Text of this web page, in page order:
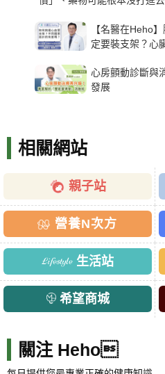
【名醫在Heho
定要裝支架？心
心房顫動診斷與
發展
相關網站
親子站
營養N次方
生活站
希望商城
關注 Heho